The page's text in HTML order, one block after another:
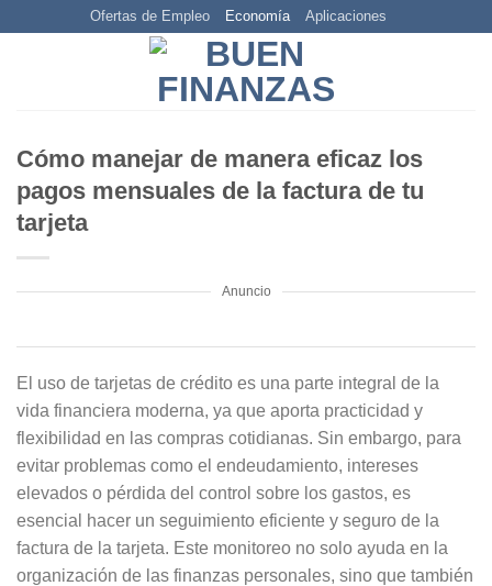
Ofertas de Empleo Economía Aplicaciones
Cómo manejar de manera eficaz los
pagos mensuales de la factura de tu
tarjeta
Anuncio
El uso de tarjetas de crédito es una parte integral de la
vida financiera moderna, ya que aporta practicidad y
flexibilidad en las compras cotidianas. Sin embargo, para
evitar problemas como el endeudamiento, intereses
elevados o pérdida del control sobre los gastos, es
esencial hacer un seguimiento eficiente y seguro de la
factura de la tarjeta. Este monitoreo no solo ayuda en la
organización de las finanzas personales, sino que también